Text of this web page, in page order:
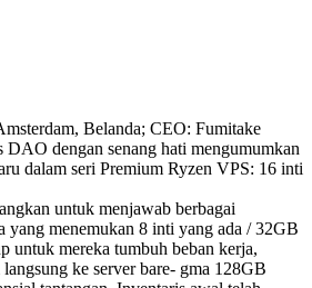
Belanda; CEO: Fumitake
dengan senang hati mengumumkan
dalam seri Premium Ryzen VPS: 16 inti
untuk menjawab berbagai
yang menemukan 8 inti yang ada / 32GB
untuk mereka tumbuh beban kerja,
langsung ke server bare- gma 128GB